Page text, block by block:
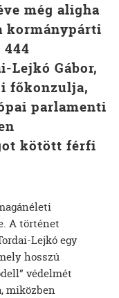
még aligha
kormánypárti
Lejkó Gábor,
főkonzulja,
parlamenti
kötött férfi
A történet
Lejkó egy
hosszú
védelmét
miközben